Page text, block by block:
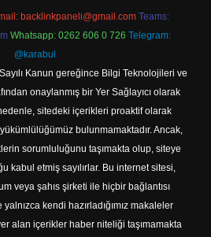
backlinkpaneli@gmail.com Teams:
Whatsapp: 0262 606 0 726 Telegram:
@karabul
Kanun gereğince Bilgi Teknolojileri ve
onaylanmış bir Yer Sağlayıcı olarak
sitedeki içerikleri proaktif olarak
bulunmamaktadır. Ancak,
sorumluluğunu taşımakta olup, siteye
kabul etmiş sayılırlar. Bu internet sitesi,
veya şahıs şirketi ile hiçbir bağlantısı
kendi hazırladığımız makaleler
alan içerikler haber niteliği taşımamakta